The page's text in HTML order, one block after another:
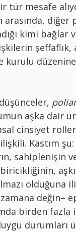
tür mesafe
diğer
kimi bağlar
şeffaflık,
kurulu
aşka dair
cinsiyet
Kastım şu:
sahiplenişin
olduğuna
değin–
birden fazla
durumları